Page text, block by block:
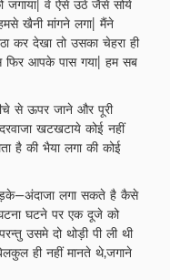
जगाया| वे ऐसे उठे जैसे सोये
खैनी मांगने लगा| मैंने
कर देखा तो उसका चेहरा ही
फिर आपके पास गया| हम सब
से ऊपर जाने और पूरी
खटखटाये कोई नहीं
है की भैया लगा की कोई
लगा सकते है कैसे
घटना घटने पर एक दूजे को
उसमे दो थोड़ी पी ली थी
ही नहीं मानते थे,जगाने